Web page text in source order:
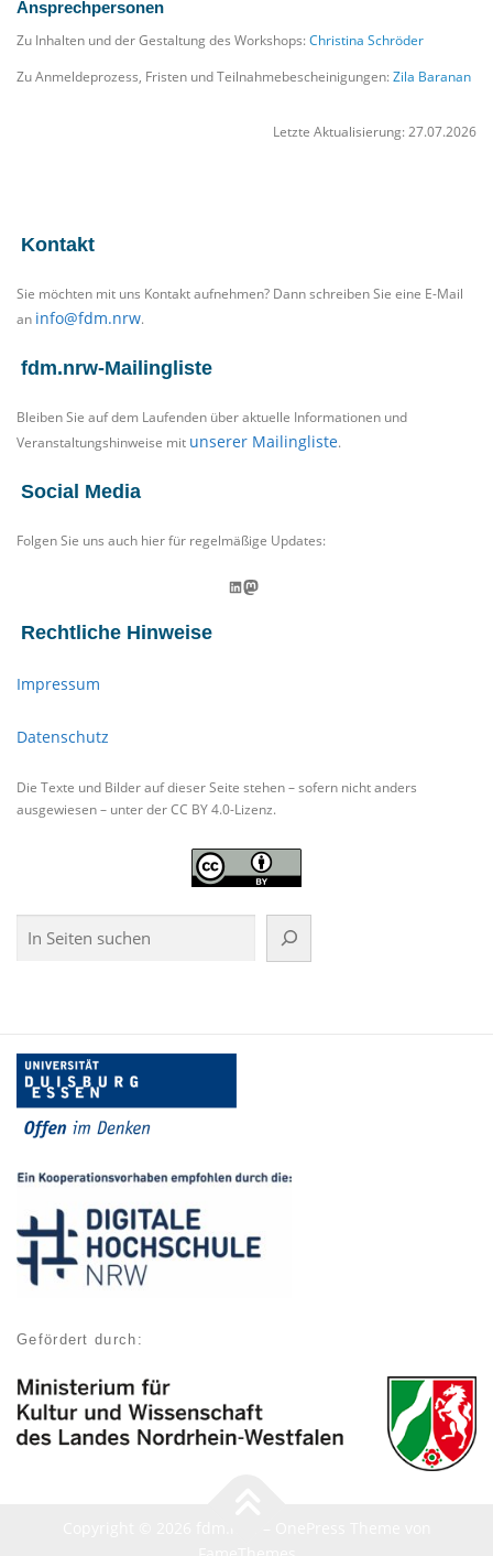
Ansprechpersonen
Zu Inhalten und der Gestaltung des Workshops:Christina Schröder
Zu Anmeldeprozess, Fristen und Teilnahmebescheinigungen:Zila Baranan
Letzte Aktualisierung: 27.07.2026
Kontakt
Sie möchten mit uns Kontakt aufnehmen? Dann schreiben Sie eine E-Mail
an info@fdm.nrw.
fdm.nrw-Mailingliste
Bleiben Sie auf dem Laufenden über aktuelle Informationen und
Veranstaltungshinweise mit unserer Mailingliste.
Social Media
Folgen Sie uns auch hier für regelmäßige Updates:
LinkedIn Mastodon
Rechtliche Hinweise
Impressum
Datenschutz
Die Texte und Bilder auf dieser Seite stehen – sofern nicht anders
ausgewiesen – unter der CC BY 4.0-Lizenz.
Gefördert durch: